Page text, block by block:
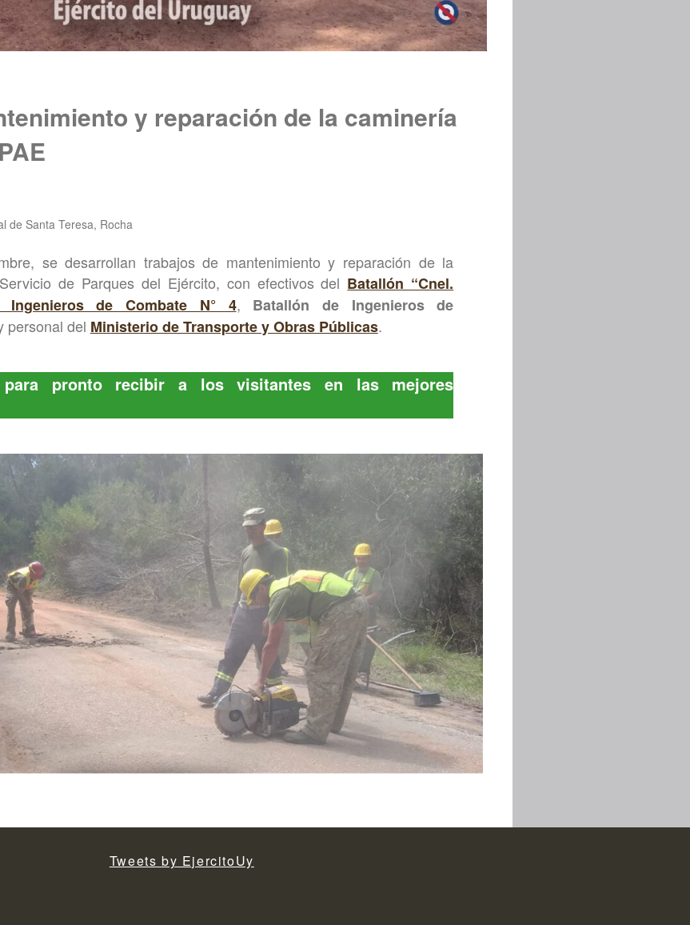
y reparación de la caminería
de Santa Teresa, Rocha
se desarrollan trabajos de mantenimiento y reparación de la
de Parques del Ejército, con efectivos del Batallón “Cnel.
Ingenieros de Combate N° 4, Batallón de Ingenieros de
personal del Ministerio de Transporte y Obras Públicas.
para pronto recibir a los visitantes en las mejores
Tweets by EjercitoUy